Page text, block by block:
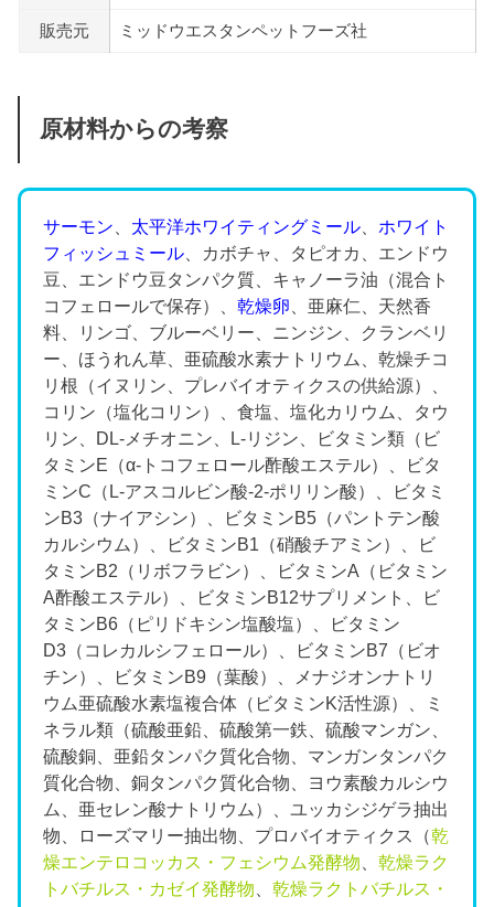
販売元 ミッドウエスタンペットフーズ社
原材料からの考察
サーモン 太平洋ホワイティングミール
ホワイト
フィッシュミール 、カボチャ、タピオカ、エンドウ
豆、エンドウ豆タンパク質、キャノーラ油（混合ト
コフェロールで保存）、乾燥卵 、亜麻仁、天然香
料、リンゴ、ブルーベリー、ニンジン、クランベリ
ー、ほうれん草、亜硫酸水素ナトリウム、乾燥チコ
リ根（イヌリン、プレバイオティクスの供給源）、
コリン（塩化コリン）、食塩、塩化カリウム、タウ
リン、DL-メチオニン、L-リジン、ビタミン類（ビ
タミンE（α-トコフェロール酢酸エステル）、ビタ
ミンC（L-アスコルビン酸-2-ポリリン酸）、ビタミ
ンB3（ナイアシン）、ビタミンB5（パントテン酸
カルシウム）、ビタミンB1（硝酸チアミン）、ビ
タミンB2（リボフラビン）、ビタミンA（ビタミン
A酢酸エステル）、ビタミンB12サプリメント、ビ
タミンB6（ピリドキシン塩酸塩）、ビタミン
D3（コレカルシフェロール）、ビタミンB7（ビオ
チン）、ビタミンB9（葉酸）、メナジオンナトリ
ウム亜硫酸水素塩複合体（ビタミンK活性源）、ミ
ネラル類（硫酸亜鉛、硫酸第一鉄、硫酸マンガン、
硫酸銅、亜鉛タンパク質化合物、マンガンタンパク
質化合物、銅タンパク質化合物、ヨウ素酸カルシウ
ム、亜セレン酸ナトリウム）、ユッカシジゲラ抽出
物、ローズマリー抽出物、プロバイオティクス（乾
燥エンテロコッカス・フェシウム発酵物 、乾燥ラク
トバチルス・カゼイ発酵物 、乾燥ラクトバチルス・